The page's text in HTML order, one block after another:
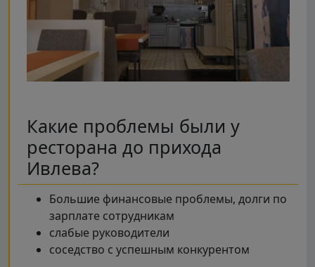
Какие проблемы были у
ресторана до прихода
Ивлева?
Большие финансовые проблемы, долги по
зарплате сотрудникам
слабые руководители
соседство с успешным конкурентом